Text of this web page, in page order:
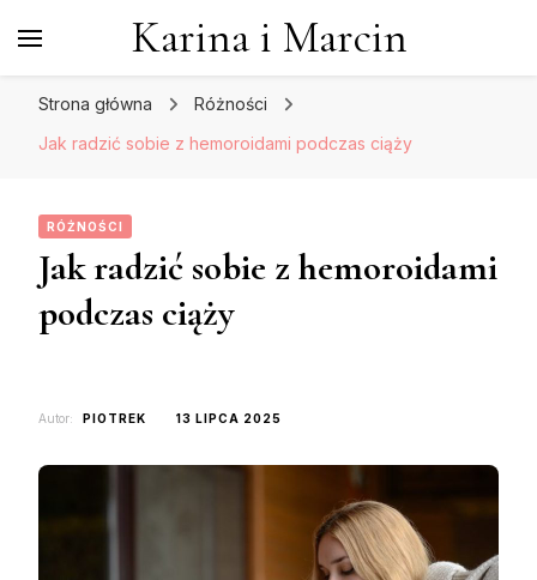
Karina i Marcin
Strona główna
Różności
Jak radzić sobie z hemoroidami podczas ciąży
RÓŻNOŚCI
Jak radzić sobie z hemoroidami
podczas ciąży
Autor: PIOTREK 13 LIPCA 2025